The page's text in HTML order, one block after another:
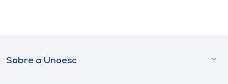
Sobre a Unoesc